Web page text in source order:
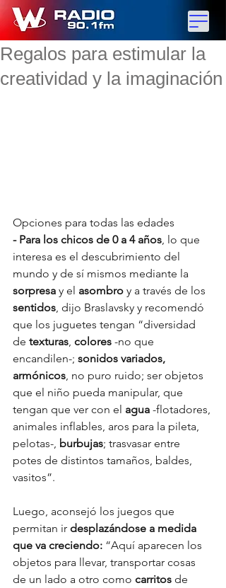
Regalos para estimular la
creatividad y la imaginación
Opciones para todas las edades
- Para los chicos de 0 a 4 años , lo que
interesa es el descubrimiento del
mundo y de sí mismos mediante la
sorpresa y el asombro y a través de los
sentidos , dijo Braslavsky y recomendó
que los juguetes tengan “diversidad
de texturas colores -no que
encandilen-; sonidos variados,
armónicos , no puro ruido; ser objetos
que el niño pueda manipular, que
tengan que ver con el agua -flotadores,
animales inflables, aros para la pileta,
pelotas-, burbujas; trasvasar entre
potes de distintos tamaños, baldes,
vasitos”.
Luego, aconsejó los juegos que
permitan ir desplazándose a medida
que va creciendo: “Aquí aparecen los
objetos para llevar, transportar cosas
de un lado a otro como carritos de